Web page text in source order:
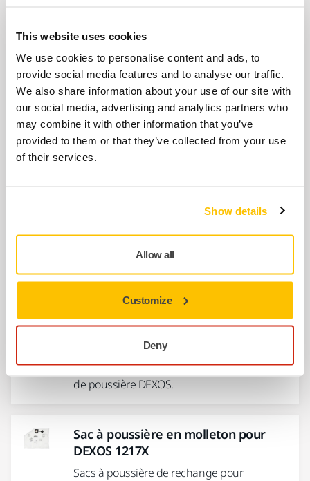
This website uses cookies
We use cookies to personalise content and ads, to
provide social media features and to analyse our traffic.
We also share information about your use of our site with
our social media, advertising and analytics partners who
may combine it with other information that you’ve
provided to them or that they’ve collected from your use
of their services.
Show details
Allow all
Customize
Deny
spécialement...
Station de travail pour l'extracteur
de poussière Mirka® DEXOS 1230X
Poste de travail permettant un rangement
organisé des outils et des abrasifs
extracteur de poussière Mirka 1230
en une station de...
Mirka® DEXOS
La télécommande offre un contrôle pratique
et compatible Bluetooth de votre extracteur
de poussière DEXOS.
Sac à poussière en molleton pour
DEXOS 1217X
Sacs à poussière de rechange pour